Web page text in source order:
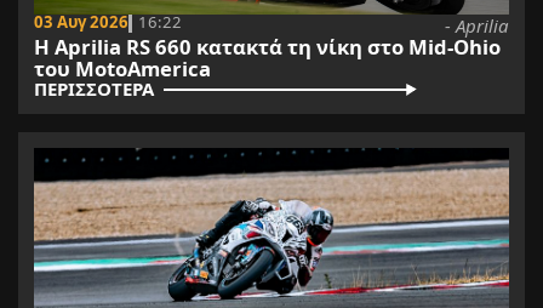
03 Αυγ 2026 16:22 - Aprilia
H Aprilia RS 660 κατακτά τη νίκη στο Mid-Ohio
του MotoAmerica
ΠΕΡΙΣΣΟΤΕΡΑ